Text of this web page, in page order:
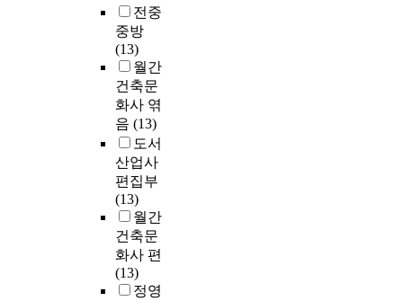
전중
중방
(13)
월간
건축문
화사 엮
음 (13)
도서
산업사
편집부
(13)
월간
건축문
화사 편
(13)
정영